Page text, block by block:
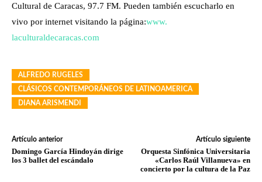
Cultural de Caracas, 97.7 FM. Pueden también escucharlo en
vivo por internet visitando la página:www.
laculturaldecaracas.com
ALFREDO RUGELES
CLÁSICOS CONTEMPORÁNEOS DE LATINOAMERICA
DIANA ARISMENDI
Artículo anterior
Domingo García Hindoyán dirige
los 3 ballet del escándalo
Artículo siguiente
Orquesta Sinfónica Universitaria
«Carlos Raúl Villanueva» en
concierto por la cultura de la Paz